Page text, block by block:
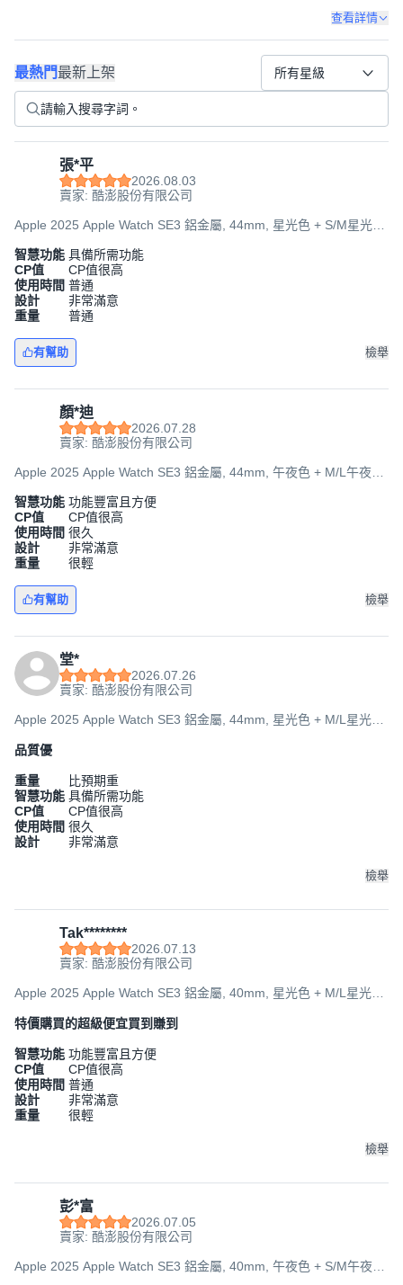
查看詳情
最熱門最新上架 所有星級
張*平
2026.08.03
賣家: 酷澎股份有限公司
Apple 2025 Apple Watch SE3 鋁金屬, 44mm, 星光色 + S/M星光色
智慧功能 具備所需功能
CP值
CP值很高
使用時間 普通
設計
非常滿意
重量
普通
有幫助 檢舉
顏*迪
2026.07.28
賣家: 酷澎股份有限公司
Apple 2025 Apple Watch SE3 鋁金屬, 44mm, 午夜色 + M/L午夜色
智慧功能 功能豐富且方便
CP值
CP值很高
使用時間 很久
設計
非常滿意
重量
很輕
有幫助 檢舉
堂*
2026.07.26
賣家: 酷澎股份有限公司
Apple 2025 Apple Watch SE3 鋁金屬, 44mm, 星光色 + M/L星光色
品質優
重量
比預期重
智慧功能 具備所需功能
CP值
CP值很高
使用時間 很久
設計
非常滿意
檢舉
Tak********
2026.07.13
賣家: 酷澎股份有限公司
Apple 2025 Apple Watch SE3 鋁金屬, 40mm, 星光色 + M/L星光色
特價購買的超級便宜買到賺到
智慧功能 功能豐富且方便
CP值
CP值很高
使用時間 普通
設計
非常滿意
重量
很輕
檢舉
彭*富
2026.07.05
賣家: 酷澎股份有限公司
Apple 2025 Apple Watch SE3 鋁金屬, 40mm, 午夜色 + S/M午夜色